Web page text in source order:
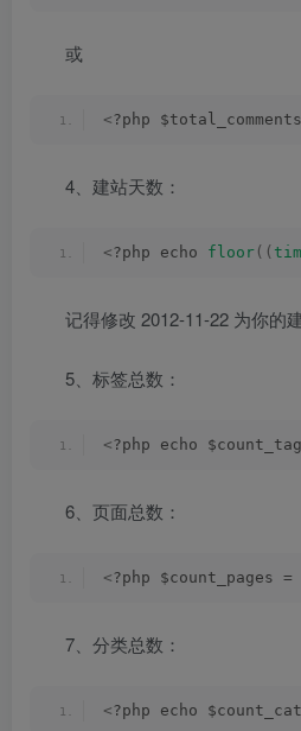
或
<?php
4、建站天数：
<?php echo floor ((
记得修改 2012-11-22 为你的
5、标签总数：
<?php echo
6、页面总数：
<?php $count_pages =
7、分类总数：
<?php echo